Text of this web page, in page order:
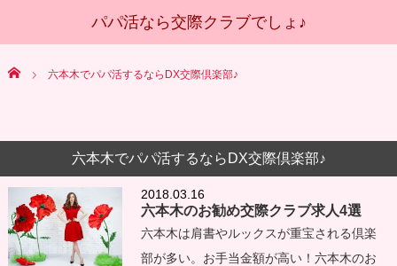
Home 六本木でパパ活するならDX交際倶楽部♪
六本木でパパ活するならDX交際倶楽部♪
2018.03.16
六本木のお勧め交際クラブ求人4選
六本木は肩書やルックスが重宝される倶楽
部が多い。お手当金額が高い！六本木のお